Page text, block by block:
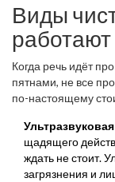
Виды
работают
Когда речь идёт про
пятнами, не все
по-настоящему
щадящего
ждать не стоит.
загрязнения и